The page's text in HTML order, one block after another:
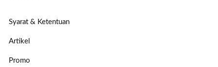
Syarat & Ketentuan
Artikel
Promo